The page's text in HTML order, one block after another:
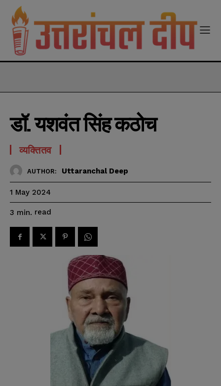
डॉ. यशवंत सिंह कठोच
व्यक्तितव
AUTHOR: Uttaranchal Deep
1 May 2024
3 min. read